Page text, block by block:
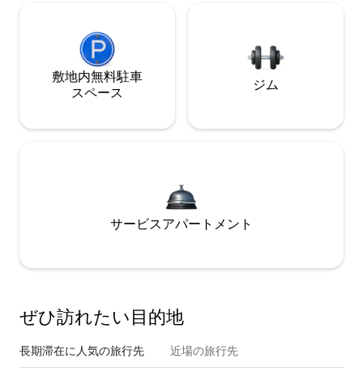
敷地内無料駐⁠車
ス⁠ペ⁠ー⁠ス
ジム
サービスアパートメント
ぜひ訪⁠れ⁠た⁠い目⁠的⁠地
長期滞在に人気の旅行先 近場の旅行先